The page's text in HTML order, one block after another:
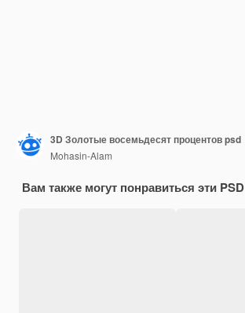
3D Золотые восемьдесят процентов psd
Mohasin-Alam
Вам также могут понравиться эти PSD